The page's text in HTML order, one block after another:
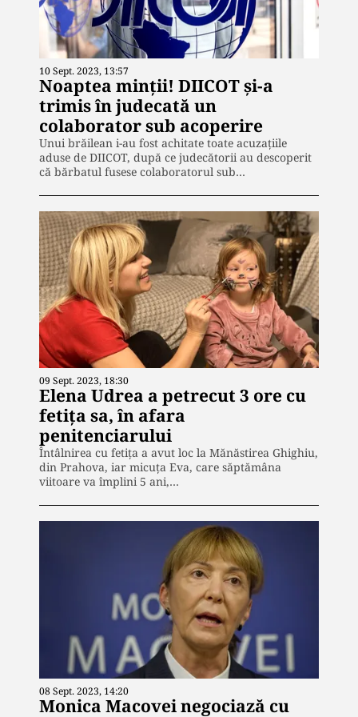
10 Sept. 2023, 13:57
Noaptea minții! DIICOT și-a
trimis în judecată un
colaborator sub acoperire
Unui brăilean i-au fost achitate toate acuzațiile
aduse de DIICOT, după ce judecătorii au descoperit
că bărbatul fusese colaboratorul sub…
09 Sept. 2023, 18:30
Elena Udrea a petrecut 3 ore cu
fetița sa, în afara
penitenciarului
Întâlnirea cu fetița a avut loc la Mănăstirea Ghighiu,
din Prahova, iar micuța Eva, care săptămâna
viitoare va împlini 5 ani,…
08 Sept. 2023, 14:20
Monica Macovei negociază cu